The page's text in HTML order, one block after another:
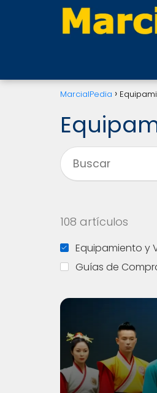
MarcialPedia
108 artículos
Equipamiento y
Guías de